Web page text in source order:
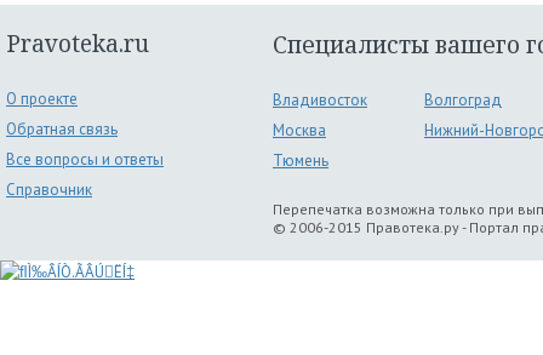
Pravoteka.ru
О проекте
Обратная связь
Все вопросы и ответы
Справочник
Специалисты вашего
Владивосток
Волгоград
Москва
Нижний-
Тюмень
Перепечатка возможна только при
© 2006-2015 Правотека.ру - Портал